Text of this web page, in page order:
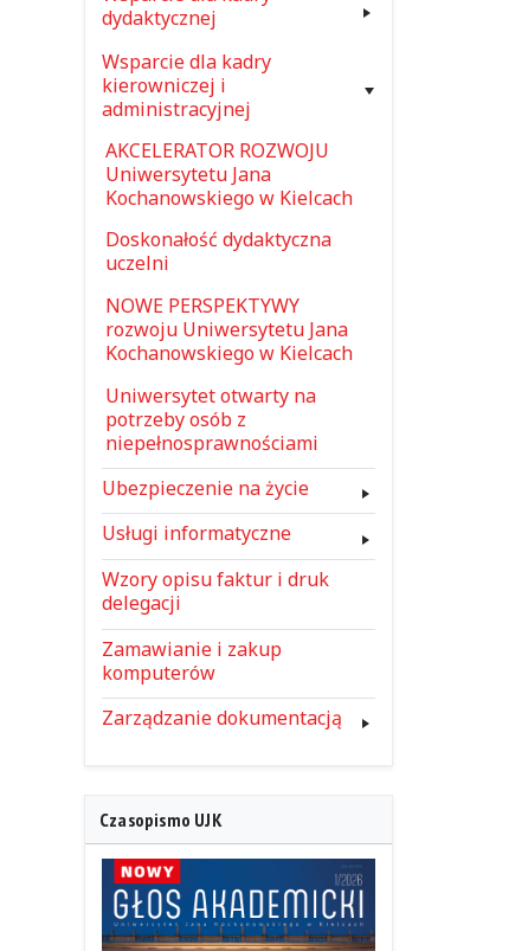
dydaktycznej
Wsparcie dla kadry
kierowniczej i
administracyjnej
AKCELERATOR ROZWOJU
Uniwersytetu Jana
Kochanowskiego w Kielcach
Doskonałość dydaktyczna
uczelni
NOWE PERSPEKTYWY
rozwoju Uniwersytetu Jana
Kochanowskiego w Kielcach
Uniwersytet otwarty na
potrzeby osób z
niepełnosprawnościami
Ubezpieczenie na życie
Usługi informatyczne
Wzory opisu faktur i druk
delegacji
Zamawianie i zakup
komputerów
Zarządzanie dokumentacją
Czasopismo UJK